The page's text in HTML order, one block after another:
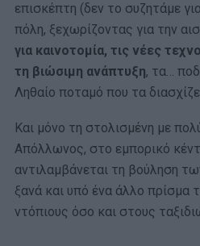
επισκέπτη (δεν το συζητάμε
πόλη, ξεχωρίζοντας για την
για καινοτομία, τις νέες
τη βιώσιμη ανάπτυξη, τα…
Ληθαίο ποταμό που τα
Και μόνο τη στολισμένη με
Απόλλωνος, στο εμπορικό
αντιλαμβάνεται τη βούληση
ξανά και υπό ένα άλλο πρίσμα
ντόπιους όσο και στους